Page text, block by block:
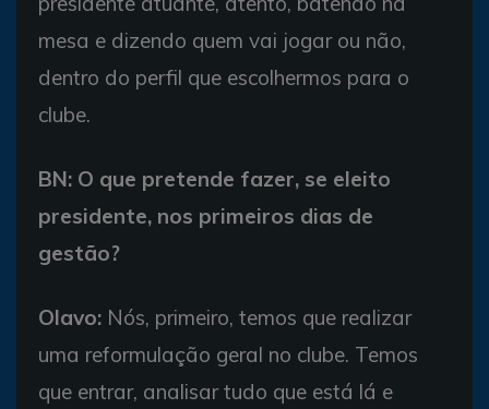
mesa e dizendo quem vai jogar ou não,
dentro do perfil que escolhermos para o
clube.
BN: O que pretende fazer, se eleito
presidente, nos primeiros dias de
gestão?
Olavo: Nós, primeiro, temos que realizar
uma reformulação geral no clube. Temos
que entrar, analisar tudo que está lá e